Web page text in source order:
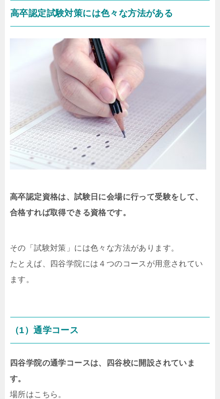
高卒認定試験対策には色々な方法がある
高卒認定資格は、試験日に会場に行って受験をして、
合格すれば取得できる資格です。
その「試験対策」には色々な方法があります。
たとえば、四谷学院には４つのコースが用意されてい
ます。
（1）通学コース
四谷学院の通学コースは、四谷校に開設されていま
す。
場所はこちら。